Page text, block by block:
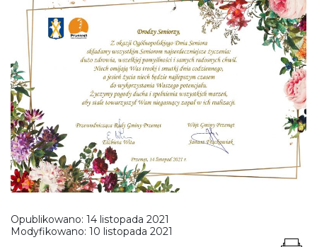
Opublikowano: 14 listopada 2021
Modyfikowano: 10 listopada 2021